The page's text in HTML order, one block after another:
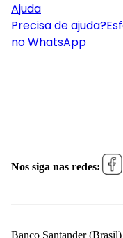
Ajuda
Precisa de ajuda?
no WhatsApp
Nos siga nas redes:
Banco Santander